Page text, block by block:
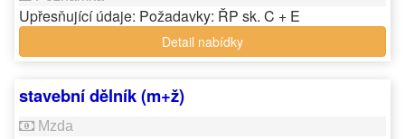
Upřesňující údaje: Požadavky: ŘP sk. C + E
Detail nabídky
stavební dělník (m+ž)